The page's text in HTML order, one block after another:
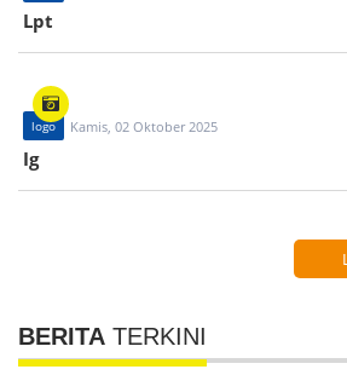
Lpt
logo Kamis, 02 Oktober 2025
Ig
BERITA TERKINI